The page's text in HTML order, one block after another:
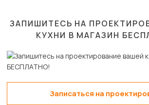
ЗАПИШИТЕСЬ НА
КУХНИ В МАГАЗИН
Записаться на